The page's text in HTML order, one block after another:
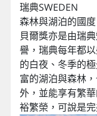
瑞典‎SWEDEN
森林與湖泊的國
貝爾獎亦是由瑞
譽，瑞典每年都
的白夜、冬季的
富的湖泊與森林
外，並能享有繁
裕繁榮，可說是